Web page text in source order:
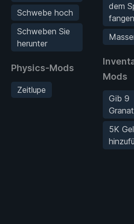
Schwebe hoch
Schweben Sie
herunter
Physics-Mods
Zeitlupe
dem
fangen
Mods
Gib 9
5K